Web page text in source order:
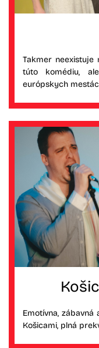
Takmer
túto komédiu,
európskych
Emotívna,
Košicami, plná